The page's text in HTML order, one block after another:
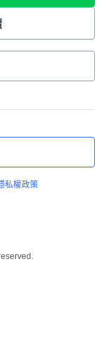
私權政策